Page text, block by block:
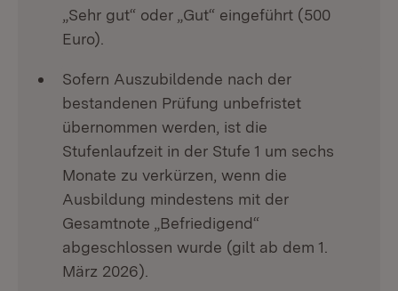
„Sehr gut“ oder „Gut“ eingeführt (500
Euro).
Sofern Auszubildende nach der
bestandenen Prüfung unbefristet
übernommen werden, ist die
Stufenlaufzeit in der Stufe 1 um sechs
Monate zu verkürzen, wenn die
Ausbildung mindestens mit der
Gesamtnote „Befriedigend“
abgeschlossen wurde (gilt ab dem 1.
März 2026).